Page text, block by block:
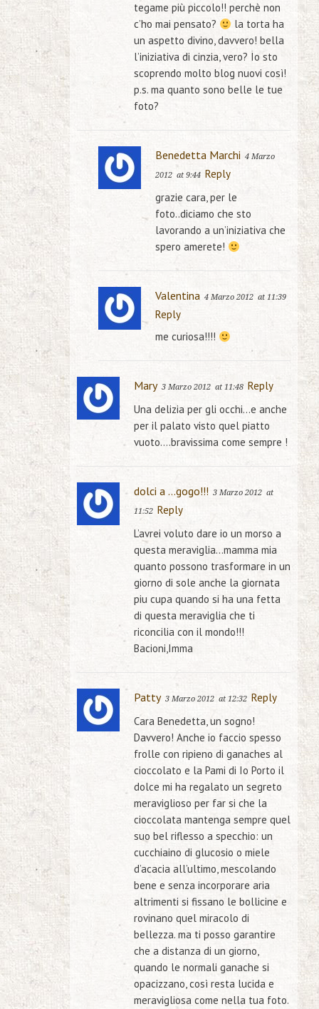
tegame più piccolo!! perchè non
c’ho mai pensato?
la torta ha
un aspetto divino, davvero! bella
l’iniziativa di cinzia, vero? Io sto
scoprendo molto blog nuovi così!
p.s. ma quanto sono belle le tue
foto?
Benedetta Marchi 4 Marzo
2012 at 9:44 Reply
grazie cara, per le
foto..diciamo che sto
lavorando a un’iniziativa che
spero amerete!
Valentina 4 Marzo 2012 at 11:39
Reply
me curiosa!!!!
Mary 3 Marzo 2012 at 11:48 Reply
Una delizia per gli occhi…e anche
per il palato visto quel piatto
vuoto….bravissima come sempre !
dolci a ...gogo!!! 3 Marzo 2012 at
11:52 Reply
L’avrei voluto dare io un morso a
questa meraviglia…mamma mia
quanto possono trasformare in un
giorno di sole anche la giornata
piu cupa quando si ha una fetta
di questa meraviglia che ti
riconcilia con il mondo!!!
Bacioni,Imma
Patty 3 Marzo 2012 at 12:32 Reply
Cara Benedetta, un sogno!
Davvero! Anche io faccio spesso
frolle con ripieno di ganaches al
cioccolato e la Pami di Io Porto il
dolce mi ha regalato un segreto
meraviglioso per far si che la
cioccolata mantenga sempre quel
suo bel riflesso a specchio: un
cucchiaino di glucosio o miele
d’acacia all’ultimo, mescolando
bene e senza incorporare aria
altrimenti si fissano le bollicine e
rovinano quel miracolo di
bellezza. ma ti posso garantire
che a distanza di un giorno,
quando le normali ganache si
opacizzano, così resta lucida e
meravigliosa come nella tua foto.